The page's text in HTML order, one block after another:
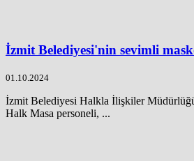
İzmit Belediyesi'nin sevimli
01.10.2024
İzmit Belediyesi Halkla İlişkiler
Halk Masa personeli, ...